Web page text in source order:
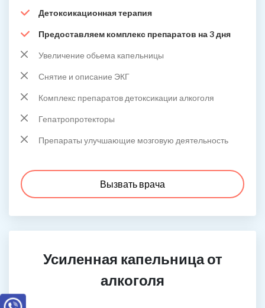
Детоксикационная терапия
Предоставляем комплекс препаратов на 3 дня
Увеличение обьема капельницы
Снятие и описание ЭКГ
Комплекс препаратов детоксикации алкоголя
Гепатропротекторы
Препараты улучшающие мозговую деятельность
Вызвать врача
Усиленная капельница от
алкоголя